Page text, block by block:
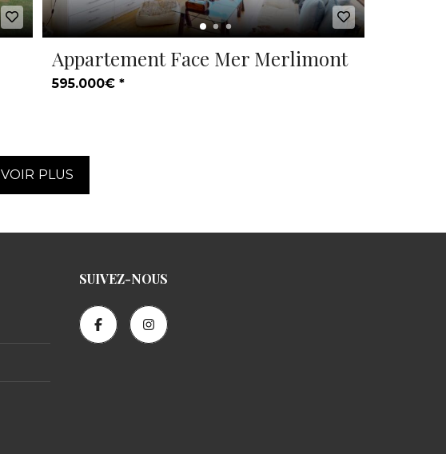
Appartement Face Mer Merlimont
595.000€ *
VOIR PLUS
SUIVEZ-NOUS